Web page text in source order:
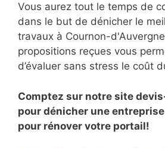
Vous aurez tout le temps de
dans le but de dénicher le
travaux à Cournon-
propositions reçues vous
d’évaluer sans stress le coût
Comptez sur notre site
pour dénicher une
pour rénover votre portail!